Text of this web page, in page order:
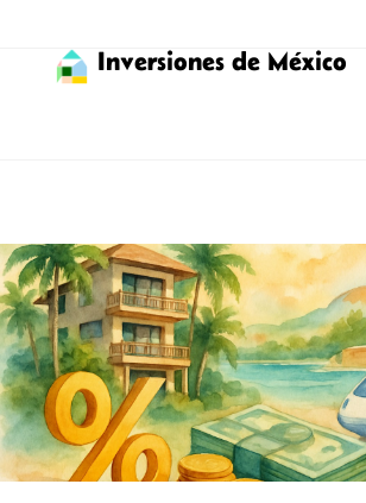
Inversiones de México